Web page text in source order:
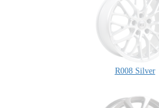
R008 Silver